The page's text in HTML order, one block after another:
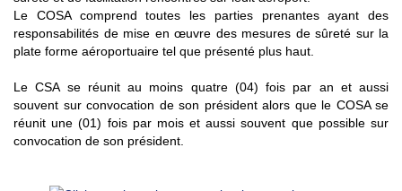
Le COSA comprend toutes les parties prenantes ayant des
responsabilités de mise en œuvre des mesures de sûreté sur la
plate forme aéroportuaire tel que présenté plus haut.
Le CSA se réunit au moins quatre (04) fois par an et aussi
souvent sur convocation de son président alors que le COSA se
réunit une (01) fois par mois et aussi souvent que possible sur
convocation de son président.